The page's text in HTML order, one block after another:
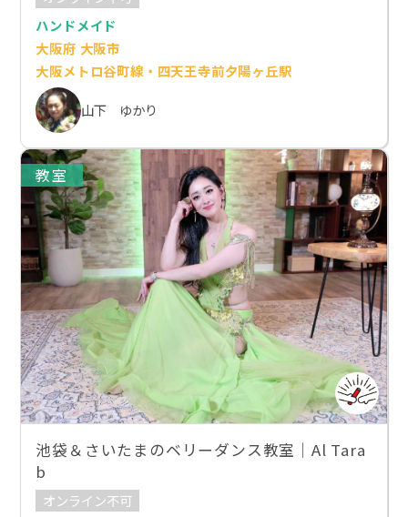
ハンドメイド
大阪府 大阪市
大阪メトロ谷町線・四天王寺前夕陽ヶ丘駅
山下 ゆかり
教室
池袋＆さいたまのベリーダンス教室｜Al Tara
b
オンライン不可